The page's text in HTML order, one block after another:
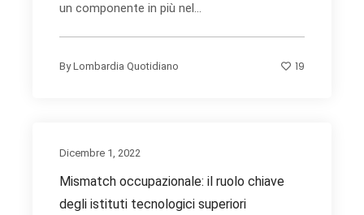
un componente in più nel...
ByLombardia Quotidiano 19
Dicembre 1, 2022
Mismatch occupazionale: il ruolo chiave
degli istituti tecnologici superiori